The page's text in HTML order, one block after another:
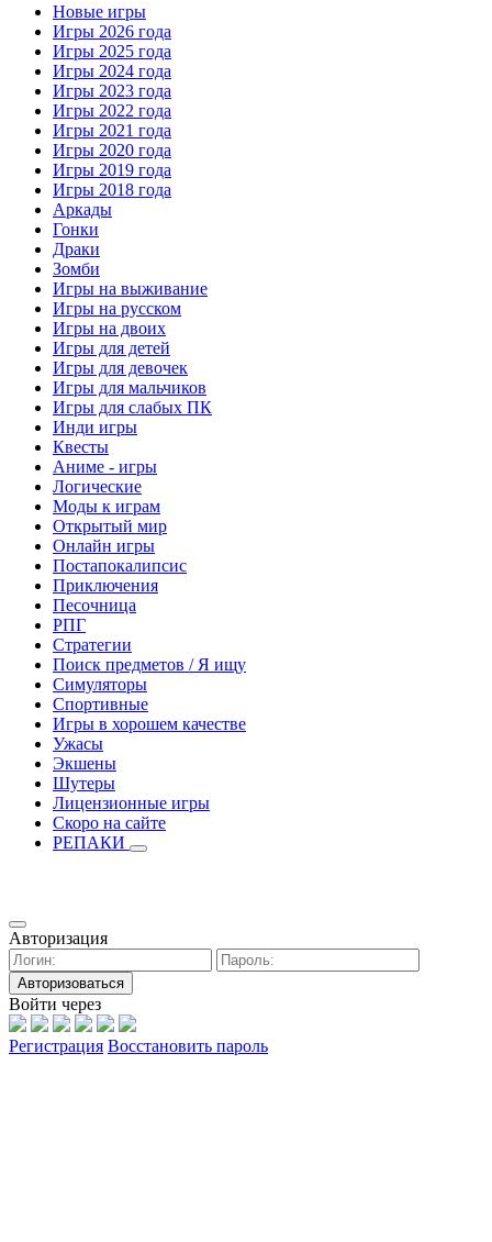
Новые игры
Игры 2026 года
Игры 2025 года
Игры 2024 года
Игры 2023 года
Игры 2022 года
Игры 2021 года
Игры 2020 года
Игры 2019 года
Игры 2018 года
Аркады
Гонки
Драки
Зомби
Игры на выживание
Игры на русском
Игры на двоих
Игры для детей
Игры для девочек
Игры для мальчиков
Игры для слабых ПК
Инди игры
Квесты
Аниме - игры
Логические
Моды к играм
Открытый мир
Онлайн игры
Постапокалипсис
Приключения
Песочница
РПГ
Стратегии
Поиск предметов / Я ищу
Симуляторы
Спортивные
Игры в хорошем качестве
Ужасы
Экшены
Шутеры
Лицензионные игры
Скоро на сайте
РЕПАКИ
Авторизация
Авторизоваться
Войти через
Регистрация Восстановить пароль